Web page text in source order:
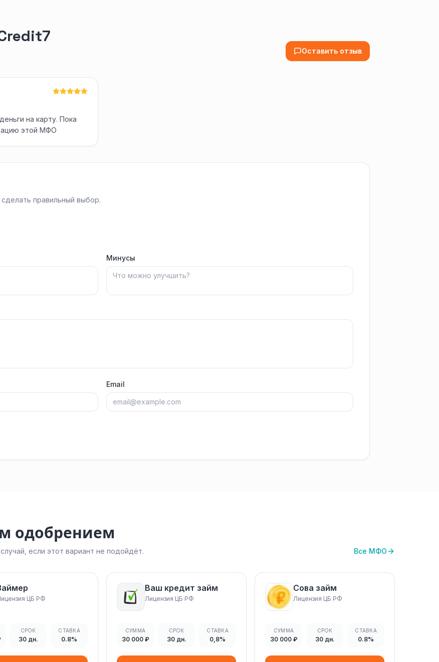
Оставить отзыв
на карту. Пока
этой МФО
правильный выбор.
Минусы
Email
одобрением
если этот вариант не подойдёт. Все МФО
ЦБ РФ
СРОК
30 дн.
СТАВКА
0.8%
Ваш кредит займ
Лицензия ЦБ РФ
СУММА
30 000 ₽
СРОК
30 дн.
СТАВКА
0,8%
Сова займ
Лицензия ЦБ РФ
СУММА
30 000 ₽
СРОК
30 дн.
СТАВКА
0.8%